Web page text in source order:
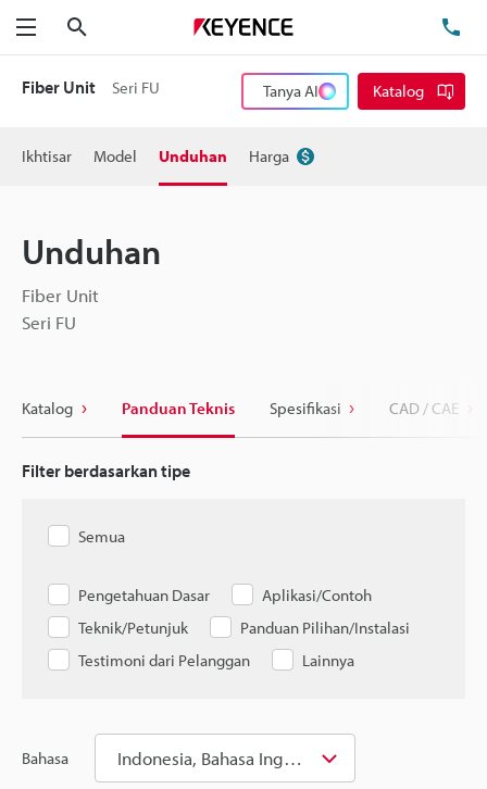
Menu
Fiber Unit Seri FU Tanya AI Katalog
Ikhtisar Model Unduhan Harga
Unduhan
Fiber Unit
Seri FU
Katalog Panduan Teknis Spesifikasi CAD / CAE
Filter berdasarkan tipe
Semua
Pengetahuan Dasar
Aplikasi/Contoh
Teknik/Petunjuk
Panduan Pilihan/Instalasi
Testimoni dari Pelanggan
Lainnya
Bahasa Indonesia, Bahasa Inggris